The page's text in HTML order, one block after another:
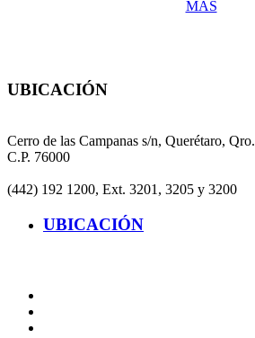
UBICACIÓN
Cerro de las Campanas s/n, Querétaro, Qro.
C.P. 76000
(442) 192 1200, Ext. 3201, 3205 y 3200
UBICACIÓN